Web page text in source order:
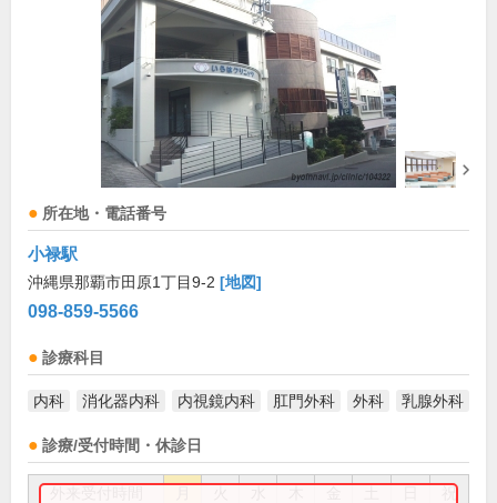
所在地・電話番号
小禄駅
沖縄県那覇市田原1丁目9-2 [地図]
098-859-5566
診療科目
内科 消化器内科 内視鏡内科 肛門外科 外科 乳腺外科
診療/受付時間・休診日
祝